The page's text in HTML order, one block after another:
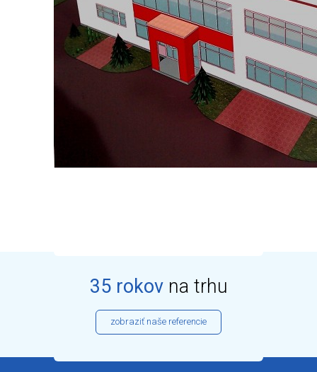
35 rokovna trhu
zobraziť naše referencie